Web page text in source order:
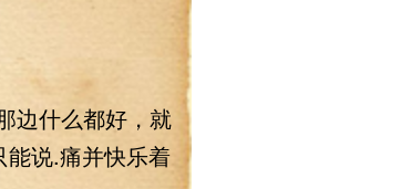
什么都好，就
能说.痛并快乐着